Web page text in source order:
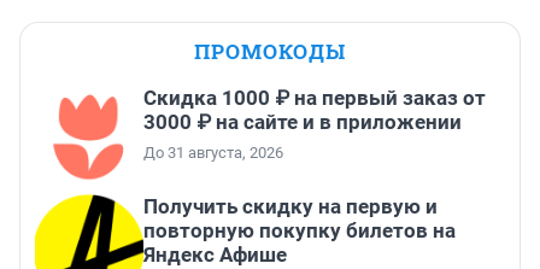
ПРОМОКОДЫ
Скидка 1000 ₽ на первый заказ от
3000 ₽ на сайте и в приложении
До 31 августа, 2026
Получить скидку на первую и
повторную покупку билетов на
Яндекс Афише